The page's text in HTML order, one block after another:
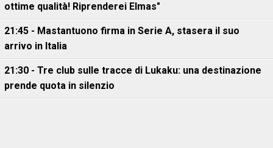
ottime qualità! Riprenderei Elmas"
21:45 - Mastantuono firma in Serie A, stasera il suo
arrivo in Italia
21:30 - Tre club sulle tracce di Lukaku: una destinazione
prende quota in silenzio